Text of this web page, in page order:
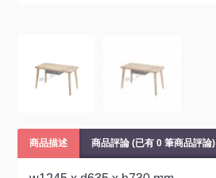
商品描述 商品評論 (已有 0 筆商品評論)